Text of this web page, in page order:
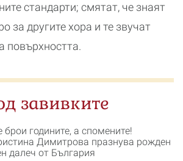
стандарти; смятат, че знаят
за другите хора и те звучат
повърхността.
завивките
брои годините, а спомените!
Димитрова празнува рожден
далеч от България